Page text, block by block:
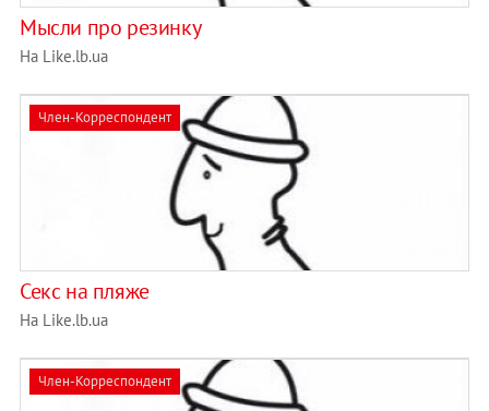
Мысли про резинку
На Like.lb.ua
Член-Корреспондент
Секс на пляже
На Like.lb.ua
Член-Корреспондент